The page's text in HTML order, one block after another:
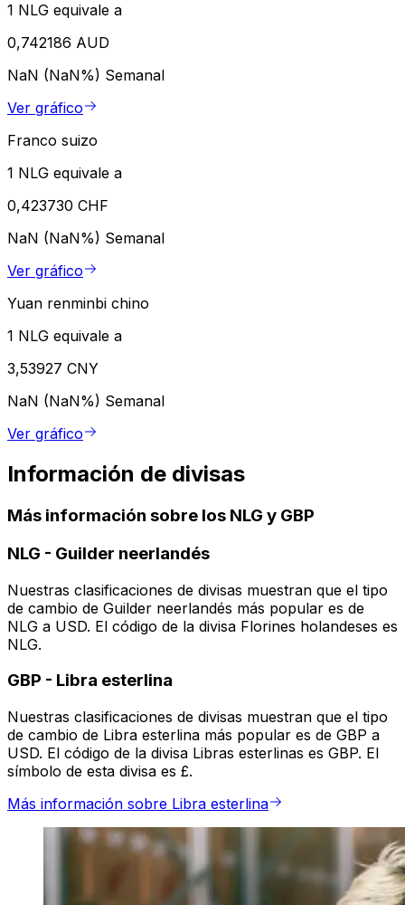
1 NLG equivale a
0,742186 AUD
NaN (NaN%) Semanal
Ver gráfico
Franco suizo
1 NLG equivale a
0,423730 CHF
NaN (NaN%) Semanal
Ver gráfico
Yuan renminbi chino
1 NLG equivale a
3,53927 CNY
NaN (NaN%) Semanal
Ver gráfico
Información de divisas
Más información sobre los NLG y GBP
NLG - Guilder neerlandés
Nuestras clasificaciones de divisas muestran que el tipo
de cambio de Guilder neerlandés más popular es de
NLG a USD. El código de la divisa Florines holandeses es
NLG.
GBP - Libra esterlina
Nuestras clasificaciones de divisas muestran que el tipo
de cambio de Libra esterlina más popular es de GBP a
USD. El código de la divisa Libras esterlinas es GBP. El
símbolo de esta divisa es £.
Más información sobre Libra esterlina